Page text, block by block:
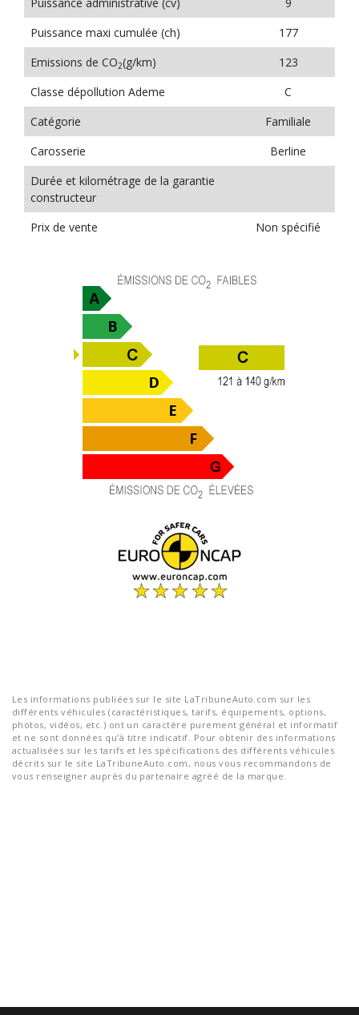
Puissance maxi cumulée (ch)
177
Emissions de CO2(g/km)
123
Classe dépollution Ademe
C
Catégorie
Familiale
Carosserie
Berline
Durée et kilométrage de la garantie
constructeur
Prix de vente
Non spécifié
Les informations publiées sur le site LaTribuneAuto.com sur les
différents véhicules (caractéristiques, tarifs, équipements, options,
photos, vidéos, etc.) ont un caractère purement général et informatif
et ne sont données qu'à titre indicatif. Pour obtenir des informations
actualisées sur les tarifs et les spécifications des différents véhicules
décrits sur le site LaTribuneAuto.com, nous vous recommandons de
vous renseigner auprès du partenaire agréé de la marque.